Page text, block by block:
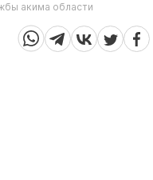
акима области